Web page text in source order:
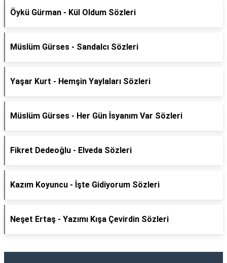
Öykü Gürman - Kül Oldum Sözleri
Müslüm Gürses - Sandalcı Sözleri
Yaşar Kurt - Hemşin Yaylaları Sözleri
Müslüm Gürses - Her Gün İsyanım Var Sözleri
Fikret Dedeoğlu - Elveda Sözleri
Kazım Koyuncu - İşte Gidiyorum Sözleri
Neşet Ertaş - Yazımı Kışa Çevirdin Sözleri